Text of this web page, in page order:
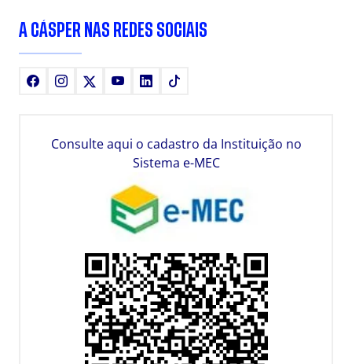
A CÁSPER NAS REDES SOCIAIS
FacebookInstagram YoutubeLinkedIn
Consulte aqui o cadastro da Instituição no
Sistema e-MEC